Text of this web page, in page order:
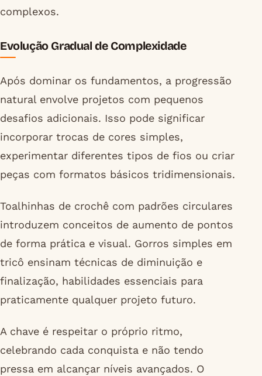
complexos.
Evolução Gradual de Complexidade
Após dominar os fundamentos, a progressão
natural envolve projetos com pequenos
desafios adicionais. Isso pode significar
incorporar trocas de cores simples,
experimentar diferentes tipos de fios ou criar
peças com formatos básicos tridimensionais.
Toalhinhas de crochê com padrões circulares
introduzem conceitos de aumento de pontos
de forma prática e visual. Gorros simples em
tricô ensinam técnicas de diminuição e
finalização, habilidades essenciais para
praticamente qualquer projeto futuro.
A chave é respeitar o próprio ritmo,
celebrando cada conquista e não tendo
pressa em alcançar níveis avançados. O